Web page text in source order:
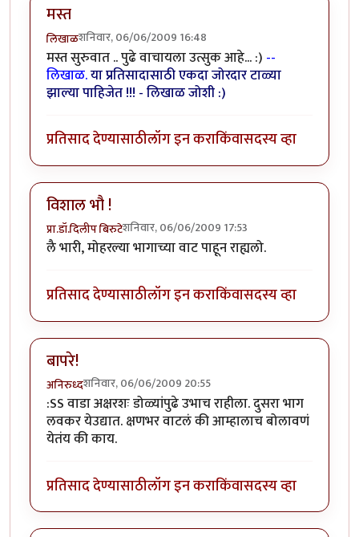
मस्त
लिखाळशनिवार, 06/06/2009 16:48
मस्त सुरुवात .. पुढे वाचायला उत्सुक आहे... :) --
लिखाळ.या प्रतिसादासाठी एकदा जोरदार टाळ्या
झाल्या पाहिजेत !!! - लिखाळ जोशी :)
प्रतिसाद देण्यासाठीलॉग इन कराकिंवासदस्य व्हा
विशाल भौ !
प्रा.डॉ.दिलीप बिरुटेशनिवार, 06/06/2009 17:53
लै भारी, मोहरल्या भागाच्या वाट पाहून राह्यलो.
प्रतिसाद देण्यासाठीलॉग इन कराकिंवासदस्य व्हा
बापरे!
अनिरुध्दशनिवार, 06/06/2009 20:55
:SS वाडा अक्षरशः डोळ्यांपुढे उभाच राहीला. दुसरा भाग
लवकर येउद्यात. क्षणभर वाटलं की आम्हालाच बोलावणं
येतंय की काय.
प्रतिसाद देण्यासाठीलॉग इन कराकिंवासदस्य व्हा